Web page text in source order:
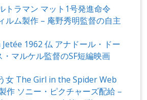
トラマン マット1号発進命令
ルム製作 – 庵野秀明監督の自主
1962 仏 アナドール・ドー
マルケル監督のSF短編映画
女 The Girl in the Spider Web
作 ソニー・ピクチャーズ配給 –